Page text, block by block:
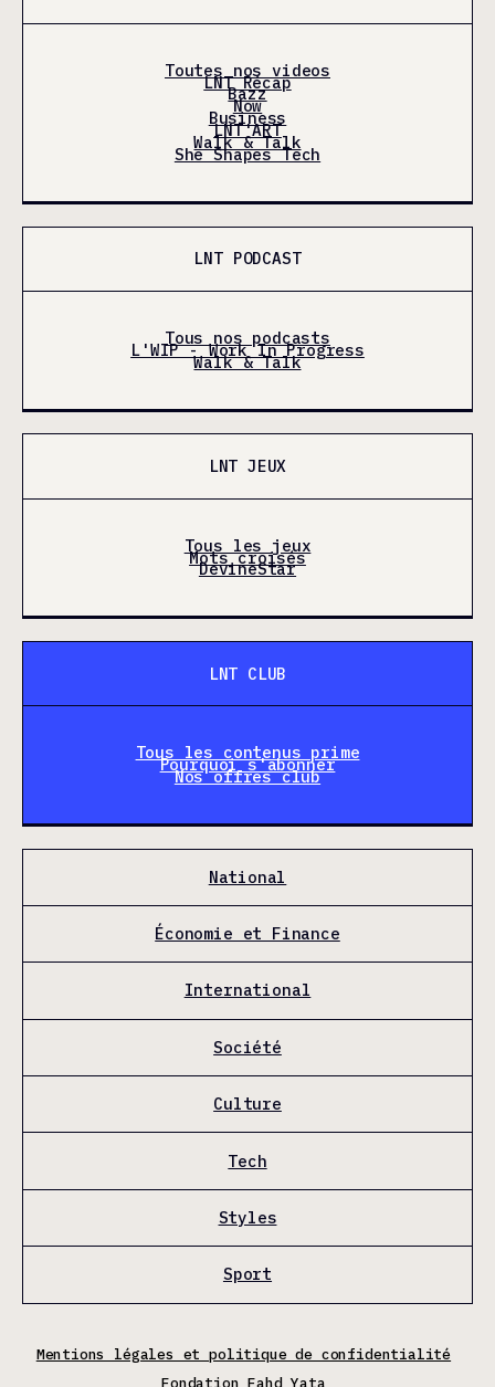
Toutes nos videos
LNT Récap
Bazz
Now
Business
LNT'ART
Walk & Talk
She Shapes Tech
LNT PODCAST
Tous nos podcasts
L'WIP - Work In Progress
Walk & Talk
LNT JEUX
Tous les jeux
Mots croisés
DevineStar
LNT CLUB
Tous les contenus prime
Pourquoi s'abonner
Nos offres club
National
Économie et Finance
International
Société
Culture
Tech
Styles
Sport
Mentions légales et politique de confidentialité
Fondation Fahd Yata